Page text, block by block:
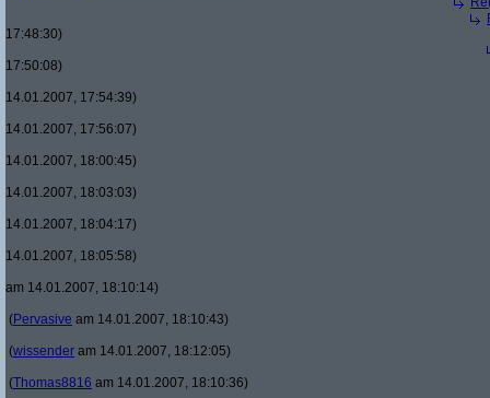
17:48:30)
17:50:08)
14.01.2007, 17:54:39)
14.01.2007, 17:56:07)
14.01.2007, 18:00:45)
14.01.2007, 18:03:03)
14.01.2007, 18:04:17)
14.01.2007, 18:05:58)
am 14.01.2007, 18:10:14)
(Pervasive am 14.01.2007, 18:10:43)
(wissender am 14.01.2007, 18:12:05)
(Thomas8816 am 14.01.2007, 18:10:36)